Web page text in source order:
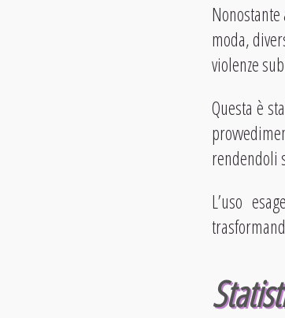
moda,
violenze
Questa è
rendendoli
L’uso